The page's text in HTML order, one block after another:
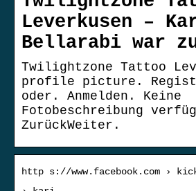
Leverkusen –
Bellarabi war
Twilightzone Tattoo
profile picture.
oder. Anmelden. Keine
Fotobeschreibung
ZurückWeiter.
http s://www.facebook.com ›